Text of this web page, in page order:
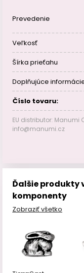
Prevedenie
Veľkosť
Šírka prieťahu
Doplňujúce
Číslo tovaru:
EU distributor: Manumi
info@manumi.cz
Ďalšie produkty
komponenty
Zobraziť všetko